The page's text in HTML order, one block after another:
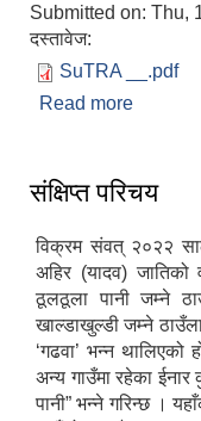
Submitted on: Thu,
दस्तावेज:
SuTRA __.pdf
Read more
संक्षिप्त परिचय
विक्रम संवत् २०२२
अहिर (यादव)
ठूलठूला पानी जम्ने
खाल्डाखुल्डी जम्ने
‘गढवा’ भन्न
अन्य गाउँमा रहेका ईनार
पानी” भन्ने गरिन्छ ।